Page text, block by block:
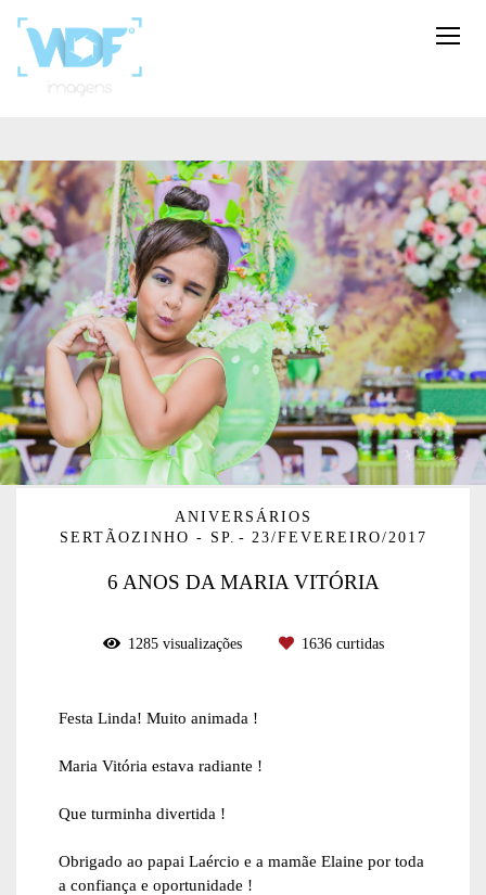
ANIVERSÁRIOS
SERTÃOZINHO - SP.
23/FEVEREIRO/2017
6 ANOS DA MARIA VITÓRIA
1285visualizações 1636curtidas
Festa Linda! Muito animada !
Maria Vitória estava radiante !
Que turminha divertida !
Obrigado ao papai Laércio e a mamãe Elaine por toda
a confiança e oportunidade !